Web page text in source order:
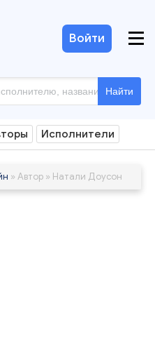
Найти
Войти
Исполнители
» Автор » Натали Доусон